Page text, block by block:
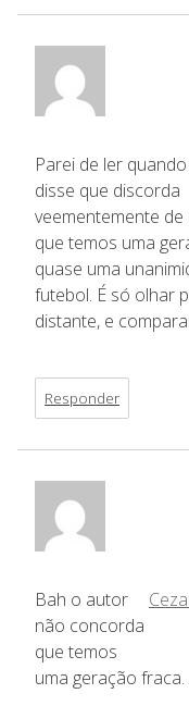
Parei de ler
disse que discorda
veementemente de
que temos uma
quase uma
futebol. É só olhar
distante, e
Responder
Bah o autor
não concorda
que temos
uma geração